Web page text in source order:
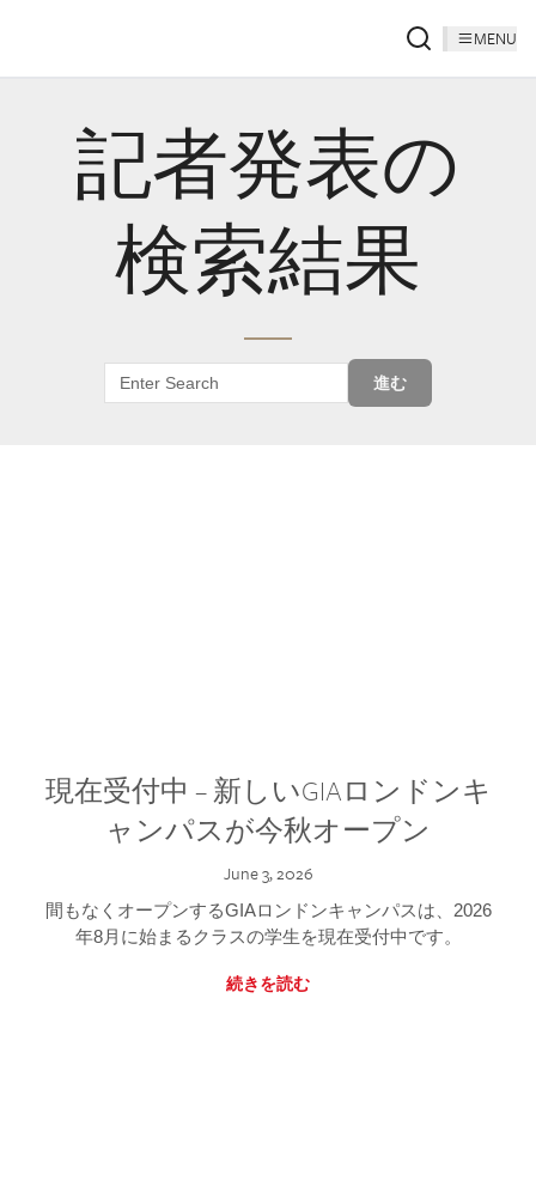
MENU
記者発表の
検索結果
進む
現在受付中 – 新しいGIAロンドンキ
ャンパスが今秋オープン
June 3, 2026
間もなくオープンするGIAロンドンキャンパスは、2026
年8月に始まるクラスの学生を現在受付中です。
続きを読む